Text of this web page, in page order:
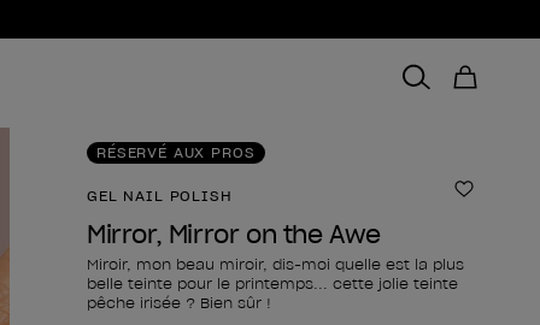
RÉSERVÉ AUX PROS
GEL NAIL POLISH
Mirror, Mirror on the Awe
Miroir, mon beau miroir, dis-moi quelle est la plus
belle teinte pour le printemps... cette jolie teinte
pêche irisée ? Bien sûr !